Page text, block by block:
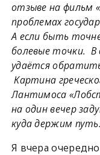
отзыве на фильм
проблемах
А если быть
болевые точки. В
удаётся
Картина
Лантимоса
на один вечер
куда держим путь.
Я вчера